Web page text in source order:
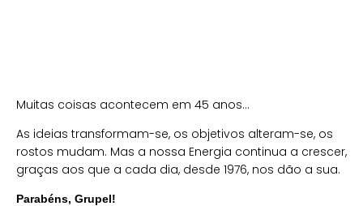
Muitas coisas acontecem em 45 anos…
As ideias transformam-se, os objetivos alteram-se, os
rostos mudam. Mas a nossa Energia continua a crescer,
graças aos que a cada dia, desde 1976, nos dão a sua.
Parabéns, Grupel!